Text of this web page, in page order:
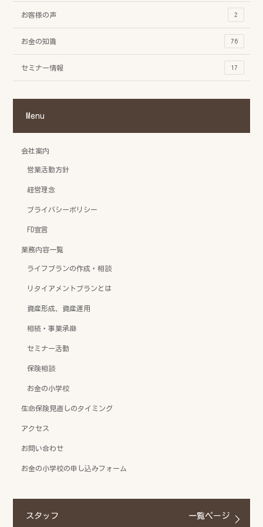
お客様の声 2
お金の知識 76
セミナー情報 17
Menu
会社案内
営業活動方針
経営理念
プライバシーポリシー
FD宣言
業務内容一覧
ライフプランの作成・相談
リタイアメントプランとは
資産形成、資産運用
相続・事業承継
セミナー活動
保険相談
お金の小学校
生命保険見直しのタイミング
アクセス
お問い合わせ
お金の小学校の申し込みフォーム
スタッフ 一覧ページ